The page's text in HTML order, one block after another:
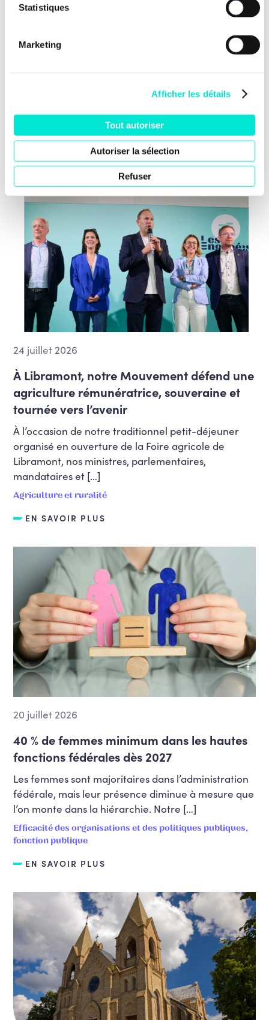
Statistiques
Marketing
Afficher les détails
Tout autoriser
Autoriser la sélection
Refuser
Nos dernières news
24 juillet 2026
À Libramont, notre Mouvement défend une
agriculture rémunératrice, souveraine et
tournée vers l’avenir
À l’occasion de notre traditionnel petit-déjeuner
organisé en ouverture de la Foire agricole de
Libramont, nos ministres, parlementaires,
mandataires et […]
Agriculture et ruralité
EN SAVOIR PLUS
20 juillet 2026
40 % de femmes minimum dans les hautes
fonctions fédérales dès 2027
Les femmes sont majoritaires dans l’administration
fédérale, mais leur présence diminue à mesure que
l’on monte dans la hiérarchie. Notre […]
Efficacité des organisations et des politiques publiques,
fonction publique
EN SAVOIR PLUS